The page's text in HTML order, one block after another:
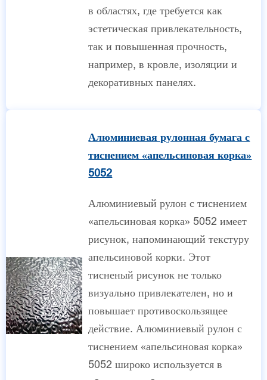
в областях, где требуется как
эстетическая привлекательность,
так и повышенная прочность,
например, в кровле, изоляции и
декоративных панелях.
Алюминиевая рулонная бумага с
тиснением «апельсиновая корка»
5052
Алюминиевый рулон с тиснением
«апельсиновая корка» 5052 имеет
рисунок, напоминающий текстуру
апельсиновой корки. Этот
тисненый рисунок не только
визуально привлекателен, но и
повышает противоскользящее
действие. Алюминиевый рулон с
тиснением «апельсиновая корка»
5052 широко используется в